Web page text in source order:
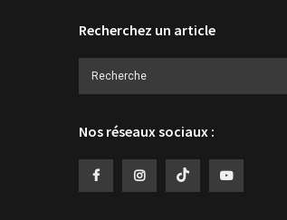
Recherchez un article
Nos réseaux sociaux :